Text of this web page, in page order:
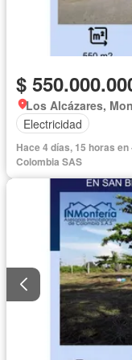
$
Los Alcázares,
Electricidad
Hace 4 días, 15 horas
Colombia SAS